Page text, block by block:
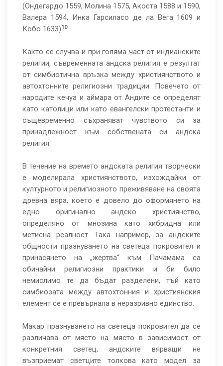
(Ондегардо 1559, Молина 1575, Акоста 1588 и 1590,
Валера 1594, Инка Гарсиласо де ла Вега 1609 и
Кобо 1633)10.
Както се случва и при голяма част от индианските
религии, съвременната андска религия е резултат
от симбиотична връзка между християнството и
автохтонните религиозни традиции. Повечето от
народите кечуа и аймара от Андите се определят
като католици или като евангелски протестанти и
същевременно съхраняват чувството си за
принадлежност към собствената си андска
религия.
В течение на времето андската религия творчески
е моделирала християнството, изхождайки от
културното и религиозното преживяване на своята
древна вяра, което е довело до оформянето на
едно оригинално андско християнство,
определяно от мнозина като хибридна или
метисна реалност. Така например, за андските
общности празнуването на светеца покровител и
принасянето на „жертва“ към Пачамама са
обичайни религиозни практики и би било
немислимо те да бъдат разделени, тъй като
симбиозата между автохтонния и християнския
елемент се е превърнала в неразривно единство.
Макар празнуването на светеца покровител да се
различава от място на място в зависимост от
конкретния светец, андските вярващи не
възприемат светците толкова като модел за